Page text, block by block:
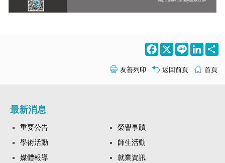
Facebook
X Line
友善列印 返回前頁 首頁
最新消息
重要公告
榮譽事蹟
學術活動
師生活動
媒體報導
就業資訊